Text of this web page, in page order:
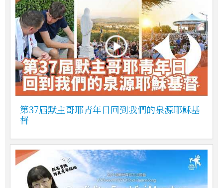
第37屆默主哥耶青年日回到我們的泉源耶穌基
督